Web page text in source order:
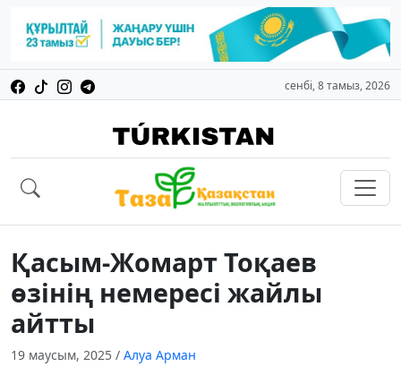
сенбі, 8 тамыз, 2026
Қасым-Жомарт Тоқаев
өзінің немересі жайлы
айтты
19 маусым, 2025 / Алуа Арман